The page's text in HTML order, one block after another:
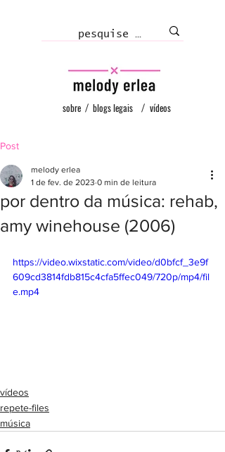
sobre / blogs legais / vídeos
Post
por dentro da música: rehab,
amy winehouse (2006)
melody erlea
1 de fev. de 2023 0 min de leitura
https://video.wixstatic.com/video/d0bfcf_3e9f
609cd3814fdb815c4cfa5ffec049/720p/mp4/fil
e.mp4
vídeos
repete-files
música